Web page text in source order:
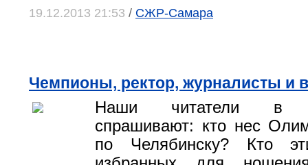
19.12.2013 21:53 / СЖР-Самара
Чемпионы, ректор, журналисты и
Наши читатели в
спрашивают: кто нес
по Челябинску? Кто